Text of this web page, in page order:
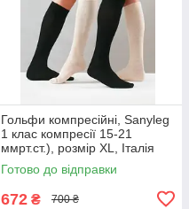
Гольфи компресійні, Sanyleg
1 клас компресії 15-21
ммрт.ст.), розмір XL, Італія
Готово до відправки
672 ₴ 700 ₴